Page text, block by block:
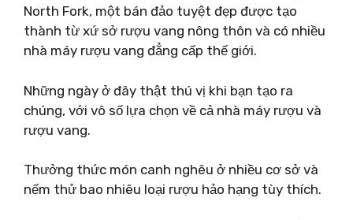
North Fork, một bán đảo tuyệt đẹp được tạo
thành từ xứ sở rượu vang nông thôn và có nhiều
nhà máy rượu vang đẳng cấp thế giới.
Những ngày ở đây thật thú vị khi bạn tạo ra
chúng, với vô số lựa chọn về cả nhà máy rượu và
rượu vang.
Thưởng thức món canh nghêu ở nhiều cơ sở và
nếm thử bao nhiêu loại rượu hảo hạng tùy thích.